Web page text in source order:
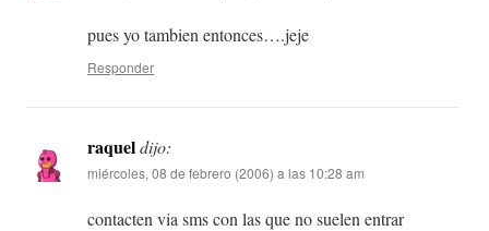
pues yo tambien entonces….jeje
Responder
raqueldijo:
miércoles, 08 de febrero (2006) a las 10:28 am
contacten via sms con las que no suelen entrar